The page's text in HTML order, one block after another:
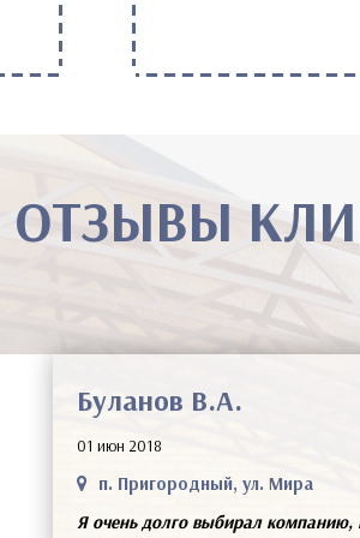
ОТЗЫВЫ
Буланов В.А.
01 июн 2018
п. Пригородный, ул. Мира
Я очень долго выбирал компанию,